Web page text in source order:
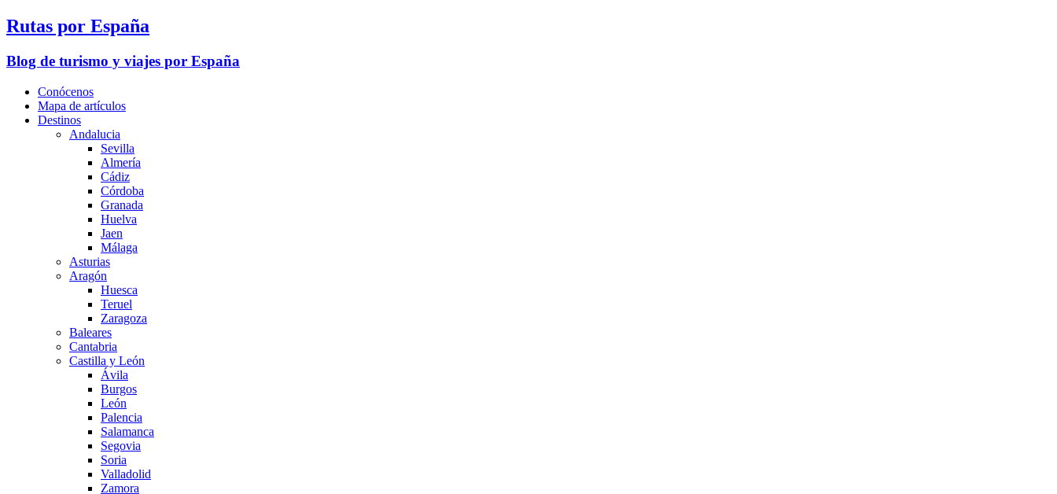
Rutas por España
Blog de turismo y viajes por España
Conócenos
Mapa de artículos
Destinos
Andalucia
Sevilla
Almería
Cádiz
Córdoba
Granada
Huelva
Jaen
Málaga
Asturias
Aragón
Huesca
Teruel
Zaragoza
Baleares
Cantabria
Castilla y León
Ávila
Burgos
León
Palencia
Salamanca
Segovia
Soria
Valladolid
Zamora